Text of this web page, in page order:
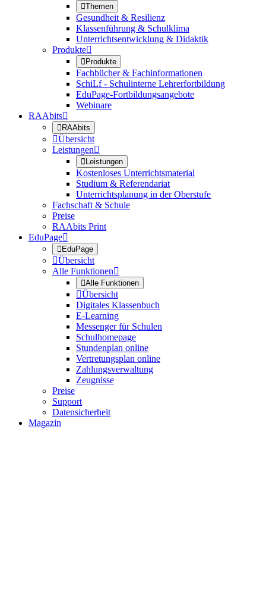
Themen
Gesundheit & Resilienz
Klassenführung & Schulklima
Unterrichtsentwicklung & Didaktik
Produkte
Produkte
Fachbücher & Fachinformationen
SchiLf - Schulinterne Lehrerfortbildung
EduPage-Fortbildungsangebote
Webinare
RAAbits
RAAbits
Übersicht
Leistungen
Leistungen
Kostenloses Unterrichtsmaterial
Studium & Referendariat
Unterrichtsplanung in der Oberstufe
Fachschaft & Schule
Preise
RAAbits Print
EduPage
EduPage
Übersicht
Alle Funktionen
Alle Funktionen
Übersicht
Digitales Klassenbuch
E-Learning
Messenger für Schulen
Schulhomepage
Stundenplan online
Vertretungsplan online
Zahlungsverwaltung
Zeugnisse
Preise
Support
Datensicherheit
Magazin